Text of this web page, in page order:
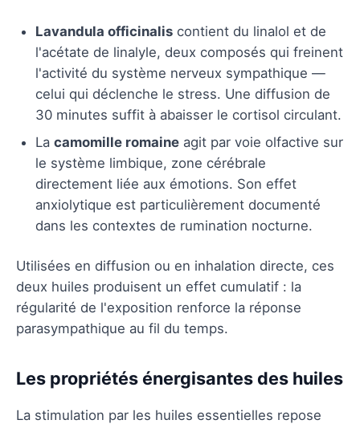
Lavandula officinalis contient du linalol et de
l'acétate de linalyle, deux composés qui freinent
l'activité du système nerveux sympathique —
celui qui déclenche le stress. Une diffusion de
30 minutes suffit à abaisser le cortisol circulant.
La camomille romaine agit par voie olfactive sur
le système limbique, zone cérébrale
directement liée aux émotions. Son effet
anxiolytique est particulièrement documenté
dans les contextes de rumination nocturne.
Utilisées en diffusion ou en inhalation directe, ces
deux huiles produisent un effet cumulatif : la
régularité de l'exposition renforce la réponse
parasympathique au fil du temps.
Les propriétés énergisantes des huiles
La stimulation par les huiles essentielles repose